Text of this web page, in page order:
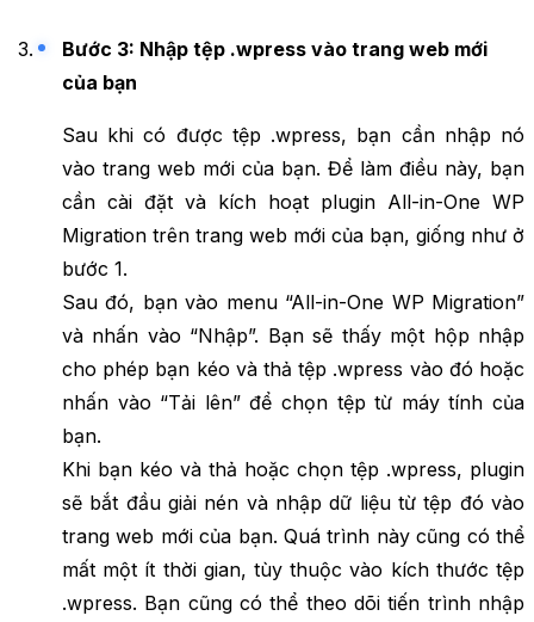
Bước 3: Nhập tệp .wpress vào trang web mới
của bạn
Sau khi có được tệp .wpress, bạn cần nhập nó
vào trang web mới của bạn. Để làm điều này, bạn
cần cài đặt và kích hoạt plugin All-in-One WP
Migration trên trang web mới của bạn, giống như ở
bước 1.
Sau đó, bạn vào menu “All-in-One WP Migration”
và nhấn vào “Nhập”. Bạn sẽ thấy một hộp nhập
cho phép bạn kéo và thả tệp .wpress vào đó hoặc
nhấn vào “Tải lên” để chọn tệp từ máy tính của
bạn.
Khi bạn kéo và thả hoặc chọn tệp .wpress, plugin
sẽ bắt đầu giải nén và nhập dữ liệu từ tệp đó vào
trang web mới của bạn. Quá trình này cũng có thể
mất một ít thời gian, tùy thuộc vào kích thước tệp
.wpress. Bạn cũng có thể theo dõi tiến trình nhập